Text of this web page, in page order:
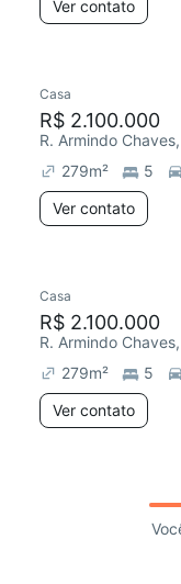
Ver contato
Casa
R$ 2.100.000
R. Armindo
279m² 5
Ver contato
Casa
R$ 2.100.000
R. Armindo
279m² 5
Ver contato